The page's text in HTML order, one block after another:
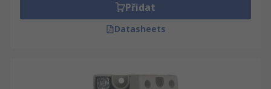
Přidat
Datasheets